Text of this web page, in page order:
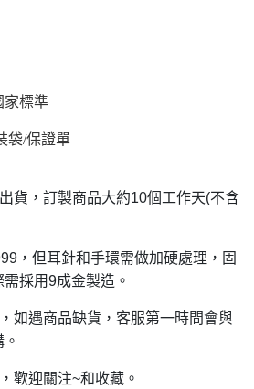
家標準
袋/保證單
貨，訂製商品大約10個工作天(不含
，但耳針和手環需做加硬處理，固
採用9成金製造。
如遇商品缺貨，客服第一時間會與
歡迎關注~和收藏。